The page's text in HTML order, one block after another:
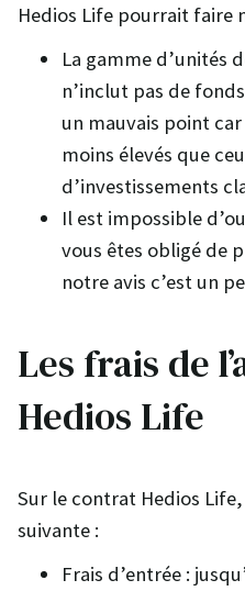
Hedios Life pourrait faire
La gamme d’unités
n’inclut pas de
un mauvais point
moins élevés que
d’investissements
Il est impossible
vous êtes obligé de
notre avis c’est un
Les frais de
Hedios Life
Sur le contrat Hedios
suivante :
Frais d’entrée :